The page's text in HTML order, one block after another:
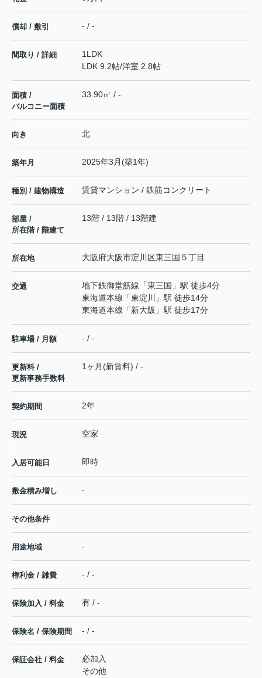
償却 / 敷引 - / -
間取り / 詳細
1LDK
LDK 9.2帖/洋室 2.8帖
面積 /
バルコニー面積
33.90㎡ / -
向き 北
築年月 2025年3月(築1年)
種別 / 建物構造 賃貸マンション / 鉄筋コンクリート
部屋 /
所在階 / 階建て
13階 / 13階 / 13階建
所在地 大阪府大阪市淀川区東三国 ５丁目
交通 地下鉄御堂筋線 「東三国 」駅 徒歩4分
東海道本線 「東淀川
」駅 徒歩14分
東海道本線 「新大阪 」駅 徒歩17分
駐車場 / 月額 - / -
更新料 /
更新事務手数料
1ヶ月(新賃料) / -
契約期間 2年
現況 空家
入居可能日 即時
敷金積み増し -
その他条件
用途地域 -
権利金 / 雑費 - / -
保険加入 / 料金 有 / -
保険名 / 保険期間 - / -
保証会社 / 料金
必加入
その他